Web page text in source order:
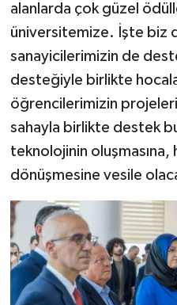
alanlarda çok güzel
üniversitemize. İşte biz
sanayicilerimizin de
desteğiyle birlikte
öğrencilerimizin
sahayla birlikte destek
teknolojinin
dönüşmesine vesile